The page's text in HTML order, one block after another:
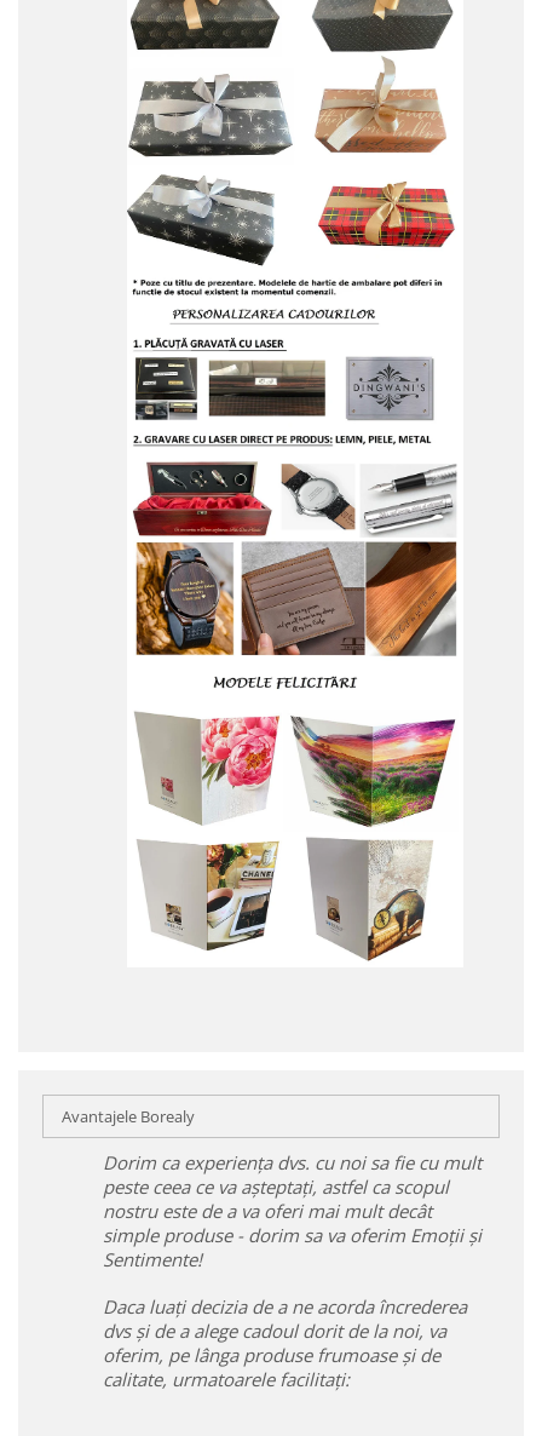
Avantajele Borealy
Dorim ca experiența dvs. cu noi sa fie cu mult
peste ceea ce va așteptați, astfel ca scopul
nostru este de a va oferi mai mult decât
simple produse - dorim sa va oferim Emoții și
Sentimente!
Daca luați decizia de a ne acorda încrederea
dvs și de a alege cadoul dorit de la noi, va
oferim, pe lânga produse frumoase și de
calitate, urmatoarele facilitați: